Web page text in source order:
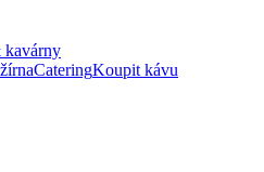
kavárny
CateringKoupit kávu